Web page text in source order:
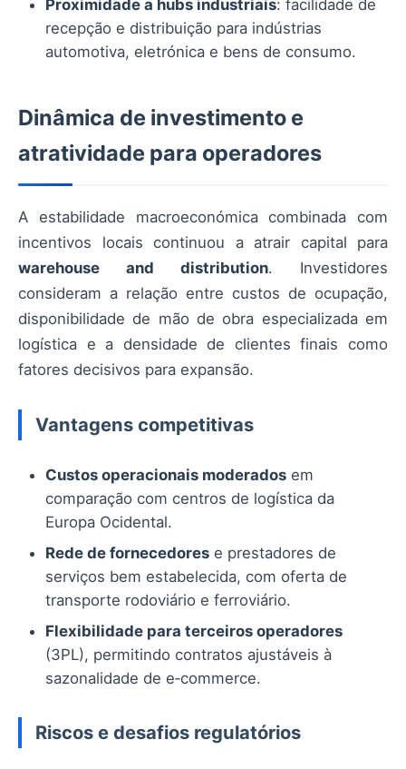
Proximidade a hubs industriais: facilidade de
recepção e distribuição para indústrias
automotiva, eletrónica e bens de consumo.
Dinâmica de investimento e
atratividade para operadores
A estabilidade macroeconómica combinada com
incentivos locais continuou a atrair capital para
warehouse and distribution. Investidores
consideram a relação entre custos de ocupação,
disponibilidade de mão de obra especializada em
logística e a densidade de clientes finais como
fatores decisivos para expansão.
Vantagens competitivas
Custos operacionais moderados em
comparação com centros de logística da
Europa Ocidental.
Rede de fornecedores e prestadores de
serviços bem estabelecida, com oferta de
transporte rodoviário e ferroviário.
Flexibilidade para terceiros operadores
(3PL), permitindo contratos ajustáveis à
sazonalidade de e‑commerce.
Riscos e desafios regulatórios